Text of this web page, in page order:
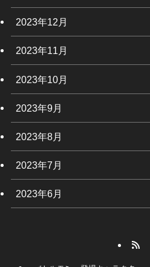
2023年12月
2023年11月
2023年10月
2023年9月
2023年8月
2023年7月
2023年6月